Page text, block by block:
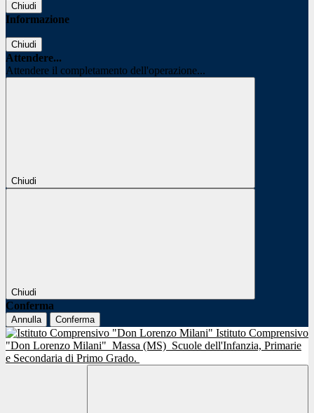
Chiudi
Informazione
Chiudi
Attendere...
Attendere il completamento dell'operazione...
Chiudi
Chiudi
Conferma
Annulla Conferma
Istituto Comprensivo
"Don Lorenzo Milani" Massa (MS) Scuole dell'Infanzia, Primarie
e Secondaria di Primo Grado.